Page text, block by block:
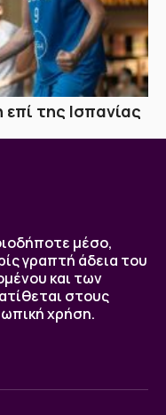
της Ισπανίας
μέσο,
γραπτή άδεια του
και των
στους
χρήση.